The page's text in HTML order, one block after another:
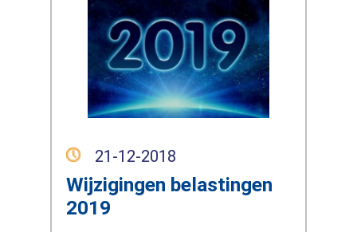
21-12-2018
Wijzigingen belastingen
2019